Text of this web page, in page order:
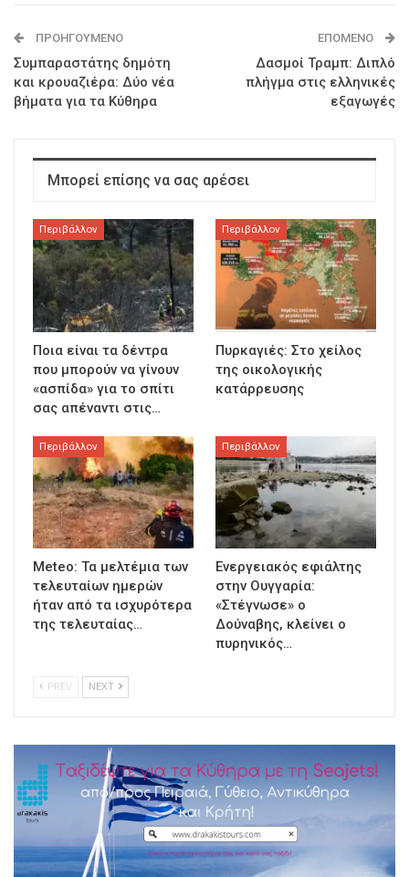
ΠΡΟΗΓΟΎΜΕΝΟ
Συμπαραστάτης δημότη
και κρουαζιέρα: Δύο νέα
βήματα για τα Κύθηρα
ΕΠΌΜΕΝΟ
Δασμοί Τραμπ: Διπλό
πλήγμα στις ελληνικές
εξαγωγές
Μπορεί επίσης να σας αρέσει
Περιβάλλον
Ποια είναι τα δέντρα
που μπορούν να γίνουν
«ασπίδα» για το σπίτι
σας απέναντι στις…
Περιβάλλον
Πυρκαγιές: Στο χείλος
της οικολογικής
κατάρρευσης
Περιβάλλον
Meteo: Τα μελτέμια των
τελευταίων ημερών
ήταν από τα ισχυρότερα
της τελευταίας…
Περιβάλλον
Ενεργειακός εφιάλτης
στην Ουγγαρία:
«Στέγνωσε» ο
Δούναβης, κλείνει ο
πυρηνικός…
PREV NEXT